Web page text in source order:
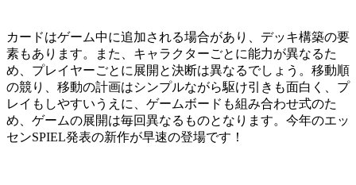
カードはゲーム中に追加される場合があり、デッキ構築の要
素もあります。また、キャラクターごとに能力が異なるた
め、プレイヤーごとに展開と決断は異なるでしょう。移動順
の競り、移動の計画はシンプルながら駆け引きも面白く、プ
レイもしやすいうえに、ゲームボードも組み合わせ式のた
め、ゲームの展開は毎回異なるものとなります。今年のエッ
センSPIEL発表の新作が早速の登場です！